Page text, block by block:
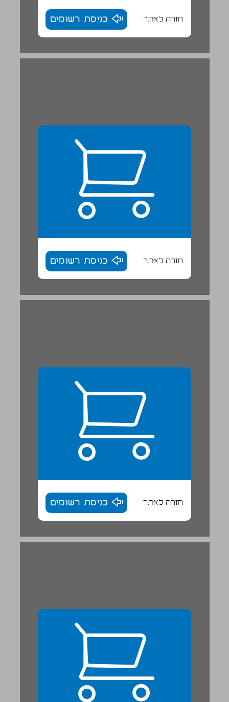
חזרה לאתר כניסת רשומים
חזרה לאתר כניסת רשומים
חזרה לאתר כניסת רשומים